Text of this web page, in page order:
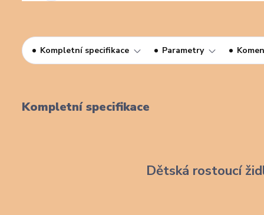
Kompletní specifikace Parametry
Kompletní specifikace
Dětská rostoucí